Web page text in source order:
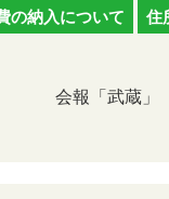
の納入について 住
会報「武蔵」